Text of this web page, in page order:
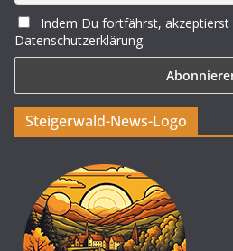
Indem Du fortfährst, akzeptierst
Datenschutzerklärung.
Steigerwald-News-Logo